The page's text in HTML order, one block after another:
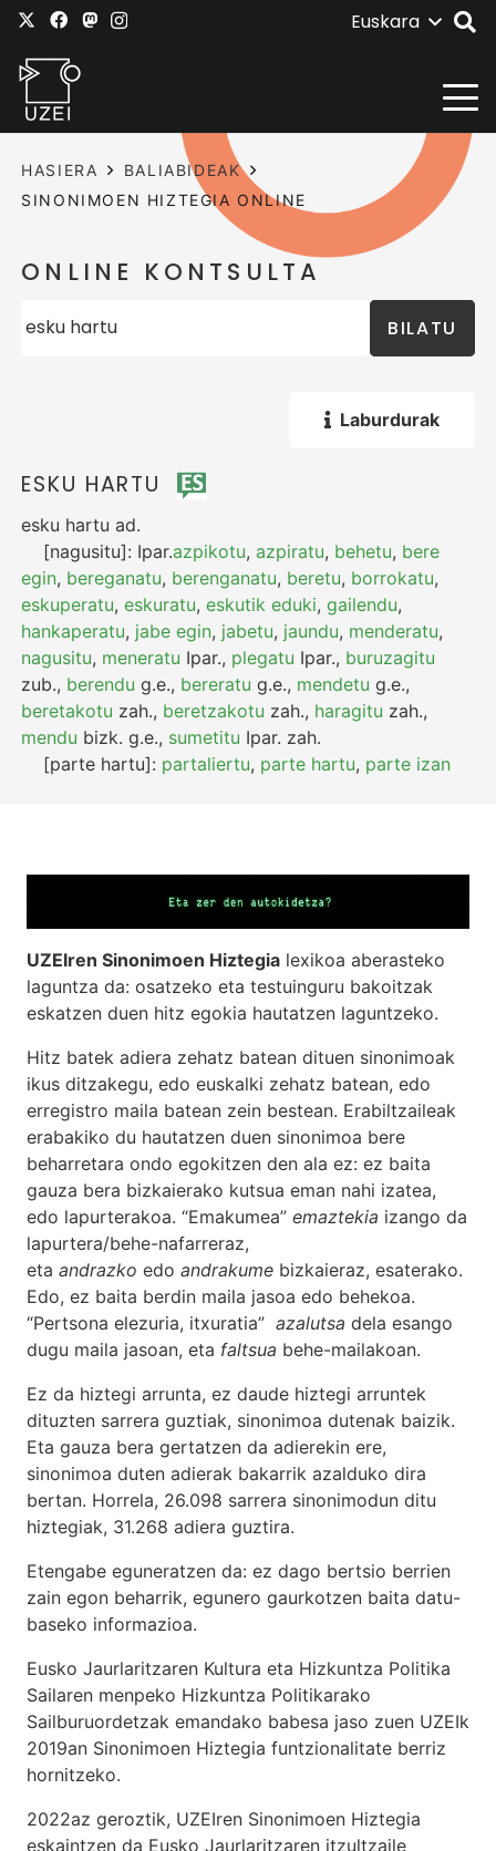
Euskara
HASIERA
BALIABIDEAK
SINONIMOEN HIZTEGIA ONLINE
ONLINE KONTSULTA
BILATU
Laburdurak
ESKU HARTU
esku hartu ad.
[nagusitu]: Ipar.azpikotu,azpiratu, behetu, bere
egin, bereganatu, berenganatu, beretu, borrokatu,
eskuperatu,eskuratu,eskutik eduki,gailendu,
hankaperatu, jabe egin, jabetu, jaundu, menderatu,
nagusitu, meneratu Ipar., plegatu Ipar., buruzagitu
zub., berendu g.e., bereratu g.e., mendetu g.e.,
beretakotu zah., beretzakotu zah., haragitu zah.,
mendu bizk. g.e., sumetitu Ipar. zah.
[parte hartu]: partaliertu, parte hartu, parte izan
UZEIren Sinonimoen Hiztegia lexikoa aberasteko
laguntza da: osatzeko eta testuinguru bakoitzak
eskatzen duen hitz egokia hautatzen laguntzeko.
Hitz batek adiera zehatz batean dituen sinonimoak
ikus ditzakegu, edo euskalki zehatz batean, edo
erregistro maila batean zein bestean. Erabiltzaileak
erabakiko du hautatzen duen sinonimoa bere
beharretara ondo egokitzen den ala ez: ez baita
gauza bera bizkaierako kutsua eman nahi izatea,
edo lapurterakoa. “Emakumea” emaztekia izango da
lapurtera/behe-nafarreraz,
eta andrazko edo andrakume bizkaieraz, esaterako.
Edo, ez baita berdin maila jasoa edo behekoa.
“Pertsona elezuria, itxuratia” azalutsa dela esango
dugu maila jasoan, eta faltsua behe-mailakoan.
Ez da hiztegi arrunta, ez daude hiztegi arruntek
dituzten sarrera guztiak, sinonimoa dutenak baizik.
Eta gauza bera gertatzen da adierekin ere,
sinonimoa duten adierak bakarrik azalduko dira
bertan. Horrela, 26.098 sarrera sinonimodun ditu
hiztegiak, 31.268 adiera guztira.
Etengabe eguneratzen da: ez dago bertsio berrien
zain egon beharrik, egunero gaurkotzen baita datu-
baseko informazioa.
Eusko Jaurlaritzaren Kultura eta Hizkuntza Politika
Sailaren menpeko Hizkuntza Politikarako
Sailburuordetzak emandako babesa jaso zuen UZEIk
2019an Sinonimoen Hiztegia funtzionalitate berriz
hornitzeko.
2022az geroztik, UZEIren Sinonimoen Hiztegia
eskaintzen da Eusko Jaurlaritzaren itzultzaile